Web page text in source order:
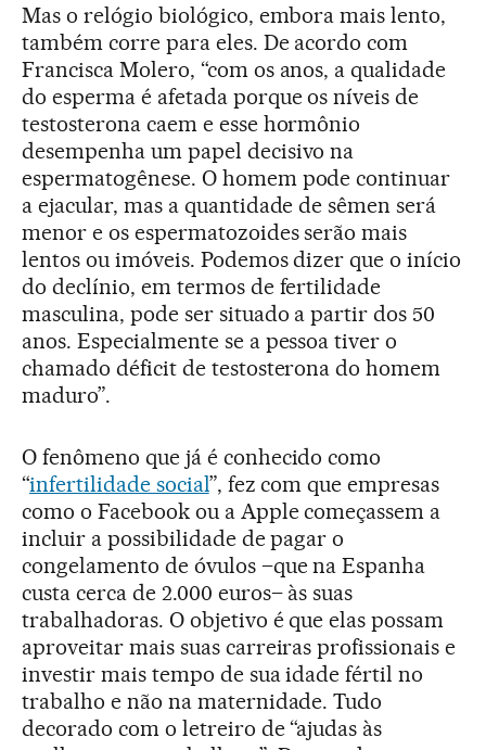
Mas o relógio biológico, embora mais lento,
também corre para eles. De acordo com
Francisca Molero, “com os anos, a qualidade
do esperma é afetada porque os níveis de
testosterona caem e esse hormônio
desempenha um papel decisivo na
espermatogênese. O homem pode continuar
a ejacular, mas a quantidade de sêmen será
menor e os espermatozoides serão mais
lentos ou imóveis. Podemos dizer que o início
do declínio, em termos de fertilidade
masculina, pode ser situado a partir dos 50
anos. Especialmente se a pessoa tiver o
chamado déficit de testosterona do homem
maduro”.
O fenômeno que já é conhecido como
“infertilidade social”, fez com que empresas
como o Facebook ou a Apple começassem a
incluir a possibilidade de pagar o
congelamento de óvulos –que na Espanha
custa cerca de 2.000 euros– às suas
trabalhadoras. O objetivo é que elas possam
aproveitar mais suas carreiras profissionais e
investir mais tempo de sua idade fértil no
trabalho e não na maternidade. Tudo
decorado com o letreiro de “ajudas às